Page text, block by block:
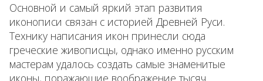
Основной и самый яркий этап развития
иконописи связан с историей Древней Руси.
Технику написания икон принесли сюда
греческие живописцы, однако именно русским
мастерам удалось создать самые знаменитые
иконы, поражающие воображение тысяч